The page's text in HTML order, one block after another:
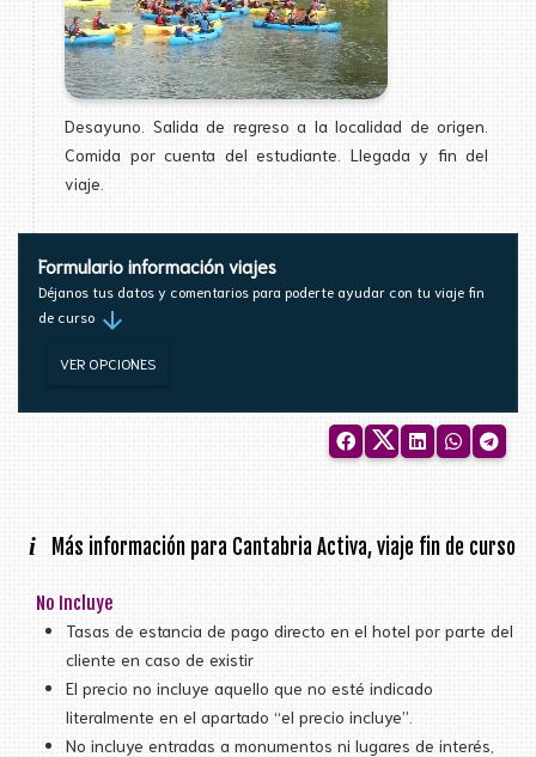
Desayuno. Salida de regreso a la localidad de origen.
Comida por cuenta del estudiante. Llegada y fin del
viaje.
Formulario información viajes
Déjanos tus datos y comentarios para poderte ayudar con tu viaje fin
de curso arrow_downward
VER OPCIONES
i Más información para Cantabria Activa, viaje fin de curso
No Incluye
Tasas de estancia de pago directo en el hotel por parte del
cliente en caso de existir
El precio no incluye aquello que no esté indicado
literalmente en el apartado “el precio incluye”.
No incluye entradas a monumentos ni lugares de interés,